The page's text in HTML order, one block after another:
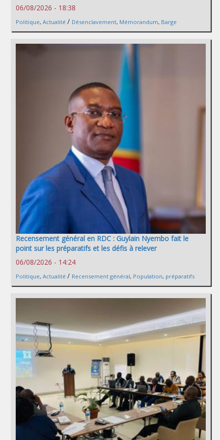
06/08/2026 - 18:38
Politique, Actualité / Désenclavement, Mémorandum, Barge
Recensement général en RDC : Guylain Nyembo fait le
point sur les préparatifs et les défis à relever
06/08/2026 - 14:24
Politique, Actualité / Recensement général, Population, préparatifs